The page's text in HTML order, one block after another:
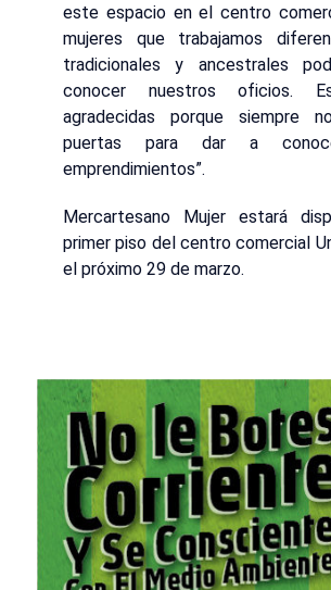
este espacio en el centro
mujeres que trabajamos
tradicionales y ancestrales
conocer nuestros oficios.
agradecidas porque siempre
puertas para dar a
emprendimientos”.
Mercartesano Mujer estará
primer piso del centro comercial
el próximo 29 de marzo.